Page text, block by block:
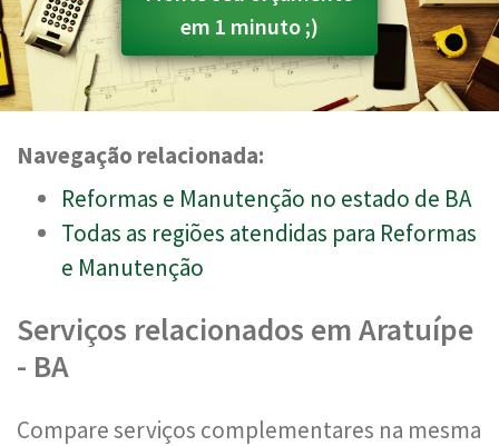
em 1 minuto ;)
Navegação relacionada:
Reformas e Manutenção no estado de BA
Todas as regiões atendidas para Reformas
e Manutenção
Serviços relacionados em Aratuípe
- BA
Compare serviços complementares na mesma